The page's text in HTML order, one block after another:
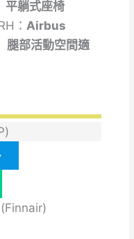
平躺式座椅
： Airbus
腿部活動空間適
(Finnair)